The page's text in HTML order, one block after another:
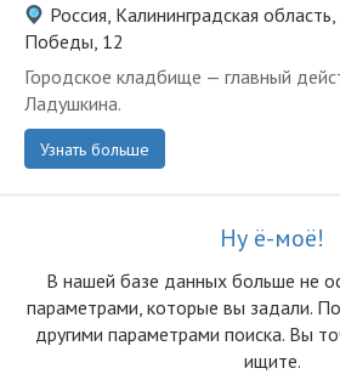
Россия, Калининградская
Победы, 12
Городское кладбище — главный
Ладушкина.
Узнать больше
Ну ё-моё!
В нашей базе данных больше не
параметрами, которые вы задали.
другими параметрами поиска. Вы
ищите.